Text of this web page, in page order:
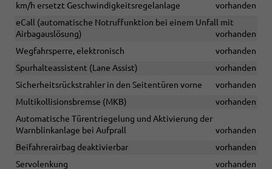
km/h ersetzt Geschwindigkeitsregelanlage
vorhanden
eCall (automatische Notruffunktion bei einem Unfall mit
Airbagauslösung)
vorhanden
Wegfahrsperre, elektronisch
vorhanden
Spurhalteassistent (Lane Assist)
vorhanden
Sicherheitsrückstrahler in den Seitentüren vorne
vorhanden
Multikollisionsbremse (MKB)
vorhanden
Automatische Türentriegelung und Aktivierung der
Warnblinkanlage bei Aufprall
vorhanden
Beifahrerairbag deaktivierbar
vorhanden
Servolenkung
vorhanden